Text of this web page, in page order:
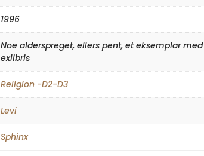
1996
Noe alderspreget, ellers pent, et eksemplar med
exlibris
Religion -D2-D3
Levi
Sphinx